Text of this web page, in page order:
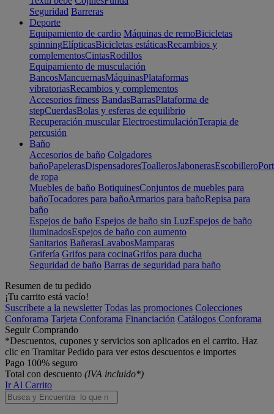
Seguridad Barreras
Deporte
Equipamiento de cardio Máquinas de remoBicicletas
spinningElípticasBicicletas estáticasRecambios y
complementosCintasRodillos
Equipamiento de musculación
BancosMancuernasMáquinasPlataformas
vibratoriasRecambios y complementos
Accesorios fitness BandasBarrasPlataforma de
stepCuerdasBolas y esferas de equilibrio
Recuperación muscular ElectroestimulaciónTerapia de
percusión
Baño
Accesorios de baño Colgadores
bañoPapelerasDispensadoresToallerosJabonerasEscobillero
de ropa
Muebles de baño BotiquinesConjuntos de muebles para
bañoTocadores para bañoArmarios para bañoRepisa para
baño
Espejos de baño Espejos de baño sin LuzEspejos de baño
iluminadosEspejos de baño con aumento
Sanitarios BañerasLavabosMamparas
Grifería Grifos para cocinaGrifos para ducha
Seguridad de baño Barras de seguridad para baño
Resumen de tu pedido
¡Tu carrito está vacío!
Suscríbete a la newsletter Todas las promociones Colecciones
Conforama Tarjeta Conforama Financiación Catálogos Conforama
Seguir Comprando
*Descuentos, cupones y servicios son aplicados en el carrito. Haz
clic en Tramitar Pedido para ver estos descuentos e importes
Pago 100% seguro
Total con descuento (IVA incluido*)
Ir Al Carrito